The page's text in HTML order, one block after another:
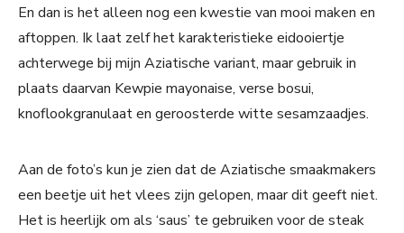
En dan is het alleen nog een kwestie van mooi maken en
aftoppen. Ik laat zelf het karakteristieke eidooiertje
achterwege bij mijn Aziatische variant, maar gebruik in
plaats daarvan Kewpie mayonaise, verse bosui,
knoflookgranulaat en geroosterde witte sesamzaadjes.
Aan de foto’s kun je zien dat de Aziatische smaakmakers
een beetje uit het vlees zijn gelopen, maar dit geeft niet.
Het is heerlijk om als ‘saus’ te gebruiken voor de steak